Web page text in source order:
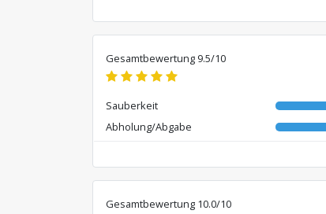
Gesamtbewertung 9.5/10
Sauberkeit
Abholung/Abgabe
Gesamtbewertung 10.0/10